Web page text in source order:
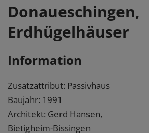
Donaueschingen,
Erdhügelhäuser
Information
Zusatzattribut: Passivhaus
Baujahr: 1991
Architekt: Gerd Hansen,
Bietigheim-Bissingen